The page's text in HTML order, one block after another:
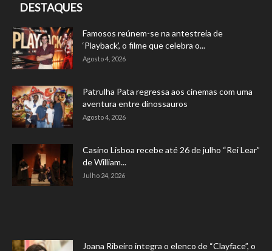
DESTAQUES
Famosos reúnem-se na antestreia de
‘Playback’, o filme que celebra o...
Agosto 4, 2026
Patrulha Pata regressa aos cinemas com uma
aventura entre dinossauros
Agosto 4, 2026
Casino Lisboa recebe até 26 de julho “Rei Lear”
de William...
Julho 24, 2026
Joana Ribeiro integra o elenco de “Clayface”, o